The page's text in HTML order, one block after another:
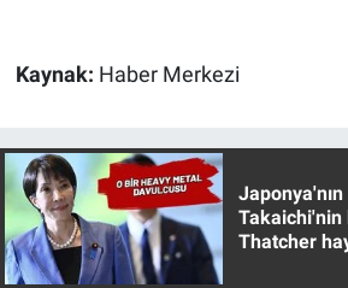
Kaynak: Haber Merkezi
Thatcher